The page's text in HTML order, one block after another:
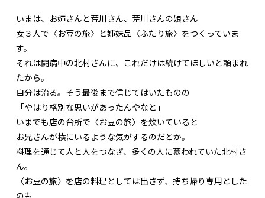
いまは、お姉さんと荒川さん、荒川さんの娘さん
女３人で〈お豆の旅〉と姉妹品〈ふたり旅〉をつくっていま
す。
それは闘病中の北村さんに、これだけは続けてほしいと頼まれ
たから。
自分は治る。そう最後まで信じてはいたものの
「やはり格別な思いがあったんやなと」
いまでも店の台所で〈お豆の旅〉を炊いていると
お兄さんが横にいるような気がするのだとか。
料理を通じて人と人をつなぎ、多くの人に慕われていた北村さ
ん。
〈お豆の旅〉を店の料理としては出さず、持ち帰り専用とした
のも